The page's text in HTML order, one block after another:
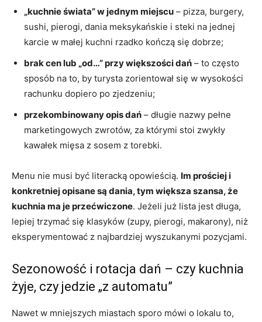
„kuchnie świata” w jednym miejscu – pizza, burgery,
sushi, pierogi, dania meksykańskie i steki na jednej
karcie w małej kuchni rzadko kończą się dobrze;
brak cen lub „od…” przy większości dań – to często
sposób na to, by turysta zorientował się w wysokości
rachunku dopiero po zjedzeniu;
przekombinowany opis dań – długie nazwy pełne
marketingowych zwrotów, za którymi stoi zwykły
kawałek mięsa z sosem z torebki.
Menu nie musi być literacką opowieścią. Im prościej i
konkretniej opisane są dania, tym większa szansa, że
kuchnia ma je przećwiczone. Jeżeli już lista jest długa,
lepiej trzymać się klasyków (zupy, pierogi, makarony), niż
eksperymentować z najbardziej wyszukanymi pozycjami.
Sezonowość i rotacja dań – czy kuchnia
żyje, czy jedzie „z automatu”
Nawet w mniejszych miastach sporo mówi o lokalu to,